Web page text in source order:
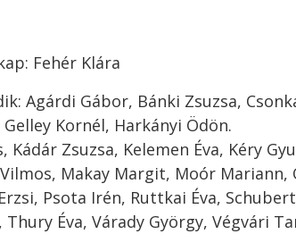
Fehér Klára
Agárdi Gábor, Bánki Zsuzsa,
Gelley Kornél, Harkányi Ödön.
Kádár Zsuzsa, Kelemen Éva, Kéry
Makay Margit, Moór Mariann,
Psota Irén, Ruttkai Éva,
Éva, Várady György, Végvári